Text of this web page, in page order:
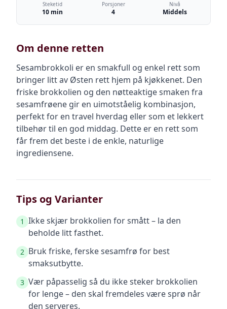
Steketid
10 min
Porsjoner
4
Nivå
Middels
Om denne retten
Sesambrokkoli er en smakfull og enkel rett som
bringer litt av Østen rett hjem på kjøkkenet. Den
friske brokkolien og den nøtteaktige smaken fra
sesamfrøene gir en uimotståelig kombinasjon,
perfekt for en travel hverdag eller som et lekkert
tilbehør til en god middag. Dette er en rett som
får frem det beste i de enkle, naturlige
ingrediensene.
Tips og Varianter
1 Ikke skjær brokkolien for smått – la den
beholde litt fasthet.
2 Bruk friske, ferske sesamfrø for best
smaksutbytte.
3 Vær påpasselig så du ikke steker brokkolien
for lenge – den skal fremdeles være sprø når
den serveres.